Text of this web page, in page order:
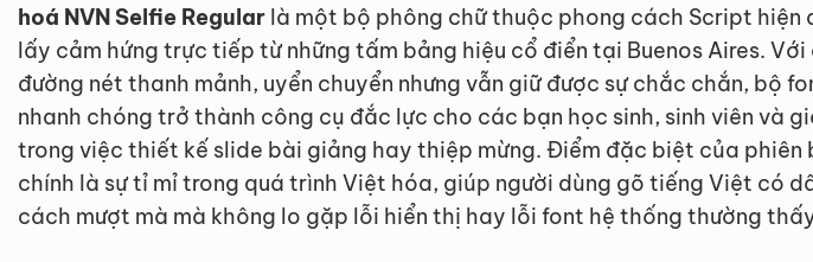
hoá NVN Selfie Regular là một bộ phông chữ thuộc phong cách Script hiện
lấy cảm hứng trực tiếp từ những tấm bảng hiệu cổ điển tại Buenos Aires. Với
đường nét thanh mảnh, uyển chuyển nhưng vẫn giữ được sự chắc chắn, bộ
nhanh chóng trở thành công cụ đắc lực cho các bạn học sinh, sinh viên và
trong việc thiết kế slide bài giảng hay thiệp mừng. Điểm đặc biệt của phiên
chính là sự tỉ mỉ trong quá trình Việt hóa, giúp người dùng gõ tiếng Việt có
cách mượt mà mà không lo gặp lỗi hiển thị hay lỗi font hệ thống thường